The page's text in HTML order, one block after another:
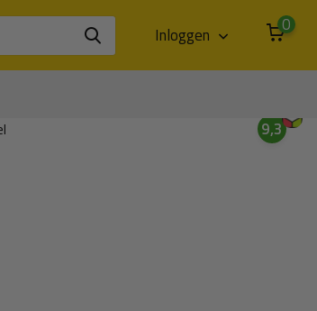
Inloggen 0
9,3